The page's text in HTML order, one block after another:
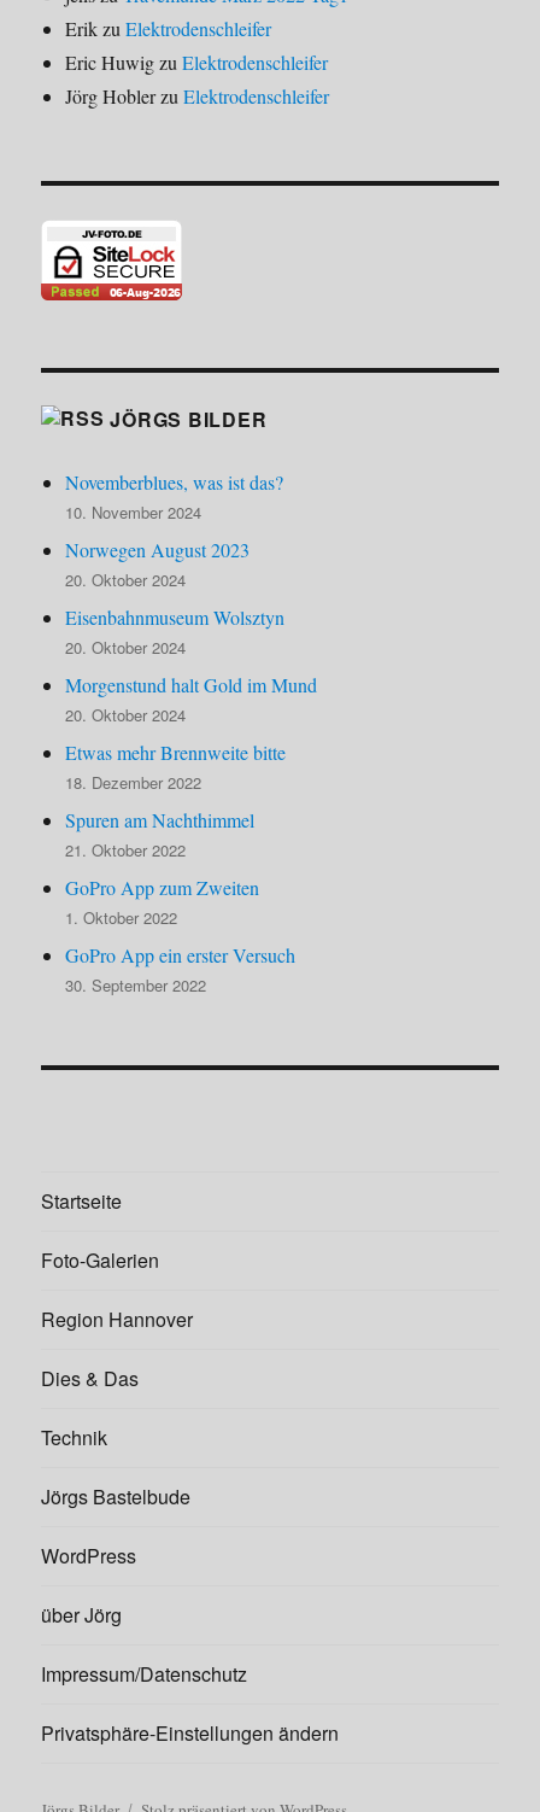
ErikzuElektrodenschleifer
Eric HuwigzuElektrodenschleifer
Jörg HoblerzuElektrodenschleifer
JÖRGS BILDER
Novemberblues, was ist das?
10. November 2024
Norwegen August 2023
20. Oktober 2024
Eisenbahnmuseum Wolsztyn
20. Oktober 2024
Morgenstund halt Gold im Mund
20. Oktober 2024
Etwas mehr Brennweite bitte
18. Dezember 2022
Spuren am Nachthimmel
21. Oktober 2022
GoPro App zum Zweiten
1. Oktober 2022
GoPro App ein erster Versuch
30. September 2022
Startseite
Foto-Galerien
Region Hannover
Dies & Das
Technik
Jörgs Bastelbude
WordPress
über Jörg
Impressum/Datenschutz
Privatsphäre-Einstellungen ändern